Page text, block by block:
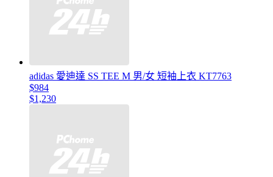
adidas 愛迪達 SS TEE M 男/女 短袖上衣 KT7763
$984
$1,230